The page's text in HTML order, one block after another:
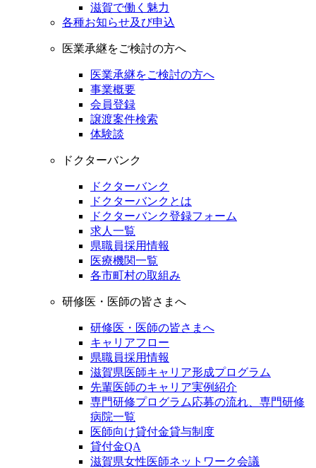
滋賀で働く魅力
各種お知らせ及び申込
医業承継をご検討の方へ
医業承継をご検討の方へ
事業概要
会員登録
譲渡案件検索
体験談
ドクターバンク
ドクターバンク
ドクターバンクとは
ドクターバンク登録フォーム
求人一覧
県職員採用情報
医療機関一覧
各市町村の取組み
研修医・医師の皆さまへ
研修医・医師の皆さまへ
キャリアフロー
県職員採用情報
滋賀県医師キャリア形成プログラム
先輩医師のキャリア実例紹介
専門研修プログラム応募の流れ、専門研修
病院一覧
医師向け貸付金貸与制度
貸付金QA
滋賀県女性医師ネットワーク会議